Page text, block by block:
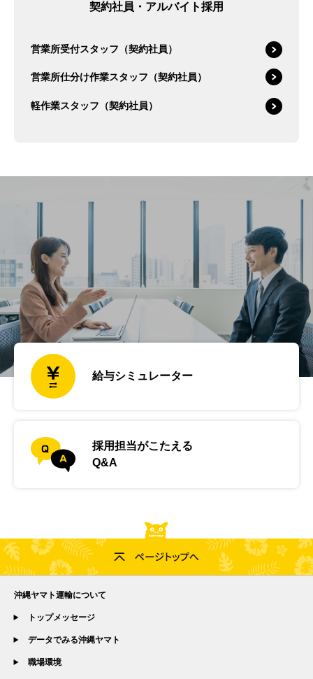
契約社員・アルバイト採用
営業所受付スタッフ（契約社員）
営業所仕分け作業スタッフ（契約社員）
軽作業スタッフ（契約社員）
給与シミュレーター
採用担当がこたえる
Q&A
沖縄ヤマト運輸について
トップメッセージ
データでみる沖縄ヤマト
職場環境